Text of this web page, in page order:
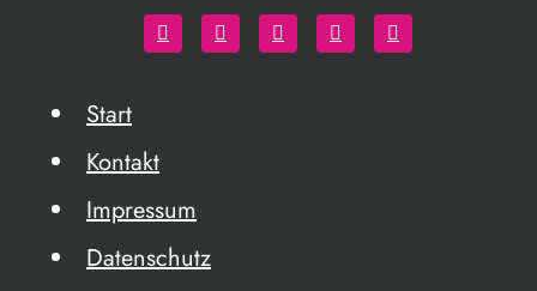
Start
Kontakt
Impressum
Datenschutz